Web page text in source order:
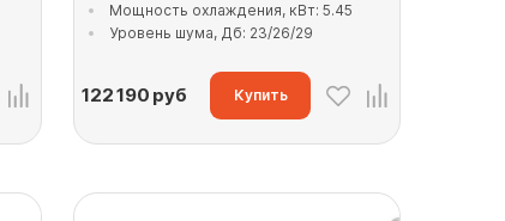
Мощность охлаждения, кВт: 5.45
Уровень шума, Дб: 23/26/29
122 190 руб Купить